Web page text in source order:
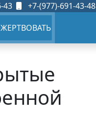
43 +7-(977)-691-43-48